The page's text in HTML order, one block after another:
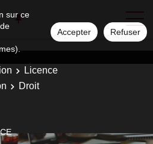
sur ce
Accepter Refuser
Licence
Droit